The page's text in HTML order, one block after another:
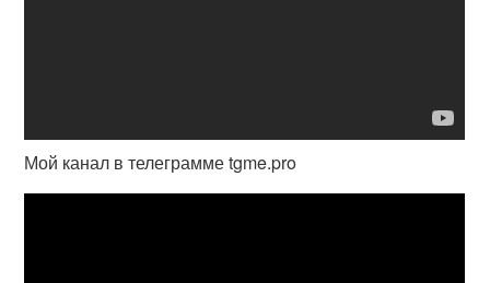
Мой канал в телеграмме tgme.pro